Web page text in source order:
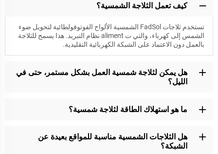
كيف تعمل الثلاجة الشمسية؟
تستخدم ثلاجات FadSol الشمسية الألواح الفوتوفولطائية لتحويل ضوء
الشمس إلى كهرباء، والتي ت aliment نظام التبريد. هذا يسمح للثلاجة
بالعمل دون الاعتماد على الشبكة الكهربائية التقليدية.
هل يمكن لثلاجة شمسية العمل بشكل مستمر، حتى في
الليل؟
ما هو استهلاك الطاقة لثلاجة شمسية؟
هل الثلاجات الشمسية مناسبة للمواقع بعيدة عن
الشبكة؟